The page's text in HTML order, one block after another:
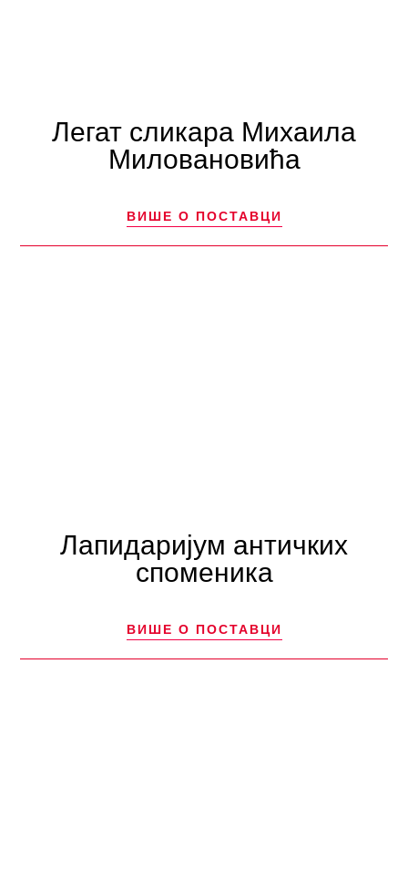
Легат сликара Михаила
Миловановића
ВИШЕ О ПОСТАВЦИ
Лапидаријум античких
споменика
ВИШЕ О ПОСТАВЦИ